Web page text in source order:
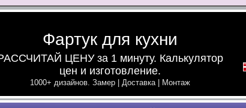
Фартук для кухни
ЦЕНУ за 1 минуту. Калькулятор
цен и изготовление.
1000+ дизайнов. Замер | Доставка | Монтаж